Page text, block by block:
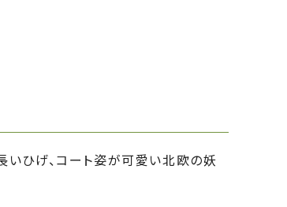
いひげ、コート姿が可愛い北欧の妖